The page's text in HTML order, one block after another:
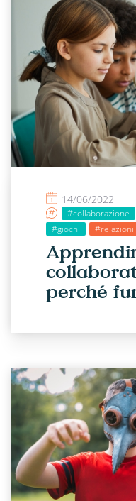
14/06/2022
#collaborazione
#giochi
#relazioni
perché